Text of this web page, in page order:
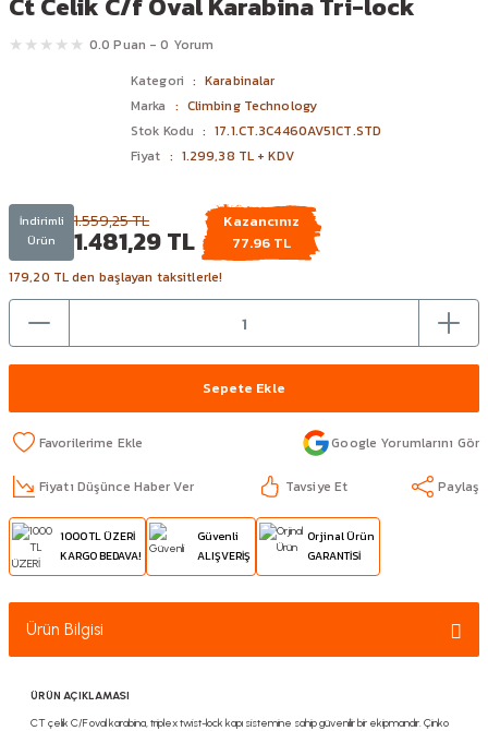
0.0 Puan - 0 Yorum
Kategori
Karabinalar
Marka
Climbing Technology
Stok Kodu
17.1.CT.3C4460AV51CT.STD
Fiyat
1.299,38 TL + KDV
İndirimli
Ürün
1.559,25 TL
1.481,29 TL
Kazancınız
77.96 TL
179,20 TL den başlayan taksitlerle!
Sepete Ekle
Google Yorumlarını Gör
Fiyatı Düşünce Haber Ver Tavsiye Et Paylaş
1000 TL ÜZERİ
KARGO BEDAVA!
Güvenli
ALIŞVERİŞ
Orjinal Ürün
GARANTİSİ
Ürün Bilgisi
ÜRÜN AÇIKLAMASI
CT çelik C/F oval karabina, triplex twist-lock kapı sistemine sahip güvenilir bir ekipmandır. Çinko